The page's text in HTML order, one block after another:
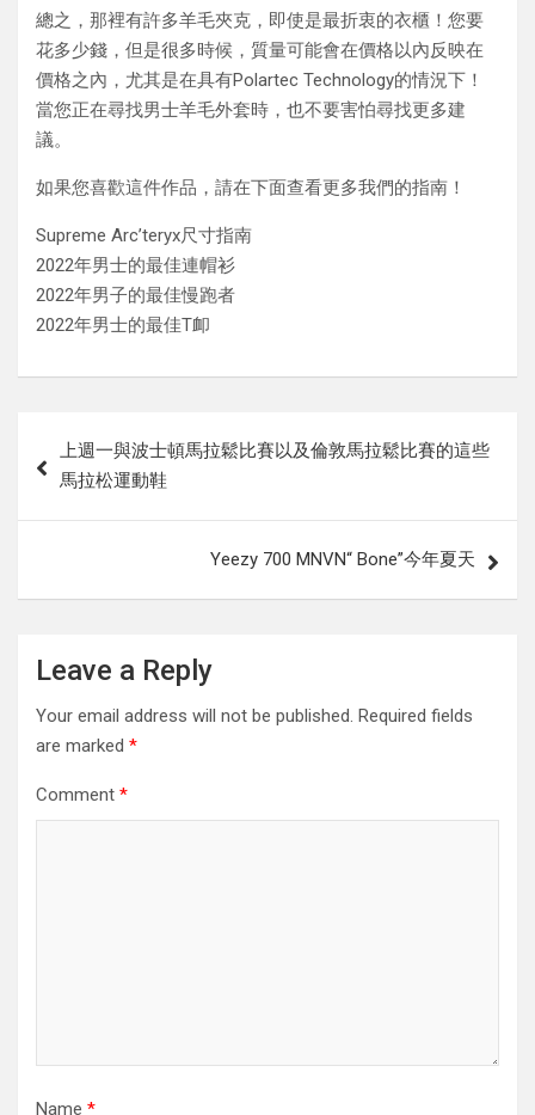
總之，那裡有許多羊毛夾克，即使是最折衷的衣櫃！您要
花多少錢，但是很多時候，質量可能會在價格以內反映在
價格之內，尤其是在具有Polartec Technology的情況下！
當您正在尋找男士羊毛外套時，也不要害怕尋找更多建
議。
如果您喜歡這件作品，請在下面查看更多我們的指南！
Supreme Arc’teryx尺寸指南
2022年男士的最佳連帽衫
2022年男子的最佳慢跑者
2022年男士的最佳T卹
navigation
上週一與波士頓馬拉鬆比賽以及倫敦馬拉鬆比賽的這些
馬拉松運動鞋
Yeezy 700 MNVN“ Bone”今年夏天
Leave a Reply
Your email address will not be published. Required fields
are marked *
Comment *
Name *